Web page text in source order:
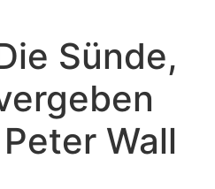
Sünde,
Wall